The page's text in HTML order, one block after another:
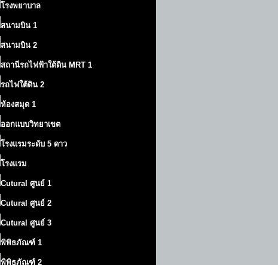
โรงพยาบาล
สนามบิน 1
สนามบิน 2
สถานีรถไฟฟ้าใต้ดิน MRT 1
รถไฟใต้ดิน 2
ห้องสมุด 1
ออกแบบวิทยาเขต
โรงแรมระดับ 5 ดาว
โรงแรม
Cutural ศูนย์ 1
Cutural ศูนย์ 2
Cutural ศูนย์ 3
พิพิธภัณฑ์ 1
พิพิธภัณฑ์ 2